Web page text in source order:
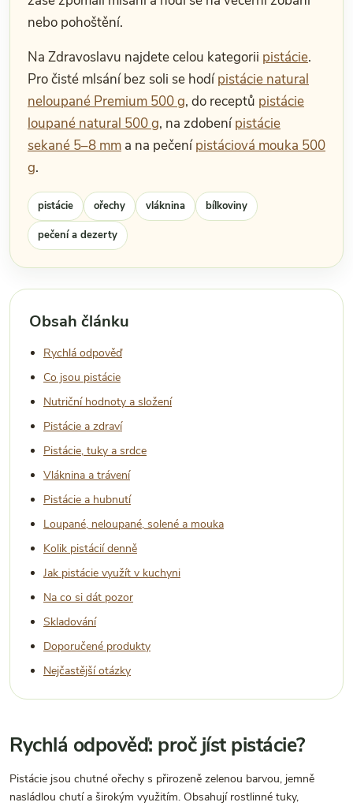
nebo pohoštění.
Na Zdravoslavu najdete celou kategorii pistácie.
Pro čisté mlsání bez soli se hodípistácie natural
neloupané Premium 500 g, do receptů pistácie
loupané natural 500 g, na zdobenípistácie
sekané 5–8 mm a na pečenípistáciová mouka 500
g.
pistácie ořechy vláknina bílkoviny
pečení a dezerty
Obsah článku
Rychlá odpověď
Co jsou pistácie
Nutriční hodnoty a složení
Pistácie a zdraví
Pistácie, tuky a srdce
Vláknina a trávení
Pistácie a hubnutí
Loupané, neloupané, solené a mouka
Kolik pistácií denně
Jak pistácie využít v kuchyni
Na co si dát pozor
Skladování
Doporučené produkty
Nejčastější otázky
Rychlá odpověď: proč jíst pistácie?
Pistácie jsou chutné ořechy s přirozeně zelenou barvou, jemně
nasládlou chutí a širokým využitím. Obsahují rostlinné tuky,